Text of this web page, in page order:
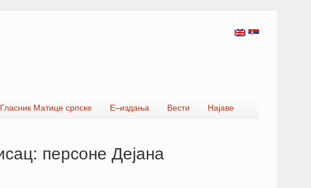
Гласник Матице српске Е–издања Вести Најаве
персоне Дејана